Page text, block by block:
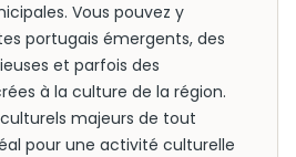
Vous pouvez y
portugais émergents, des
et parfois des
à la culture de la région.
culturels majeurs de tout
pour une activité culturelle